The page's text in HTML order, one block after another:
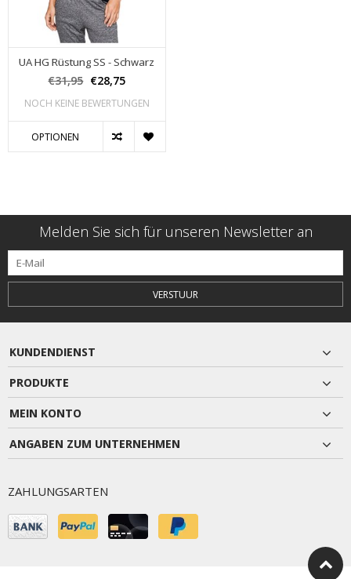
UA HG Rüstung SS - Schwarz
€31,95 €28,75
NOCH KEINE BEWERTUNGEN
OPTIONEN
Melden Sie sich für unseren Newsletter an
VERSTUUR
KUNDENDIENST
PRODUKTE
MEIN KONTO
ANGABEN ZUM UNTERNEHMEN
ZAHLUNGSARTEN